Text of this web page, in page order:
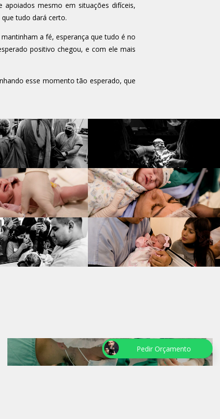
mesmo em situações difíceis,
tudo dará certo.
a fé, esperança que tudo é no
positivo chegou, e com ele mais
esse momento tão esperado, que
Pedir Orçamento